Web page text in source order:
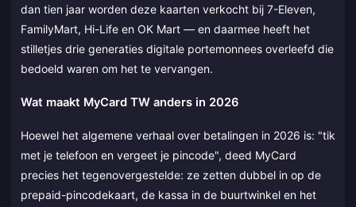
dan tien jaar worden deze kaarten verkocht bij 7-Eleven,
FamilyMart, Hi-Life en OK Mart — en daarmee heeft het
stilletjes drie generaties digitale portemonnees overleefd die
bedoeld waren om het te vervangen.
Wat maakt MyCard TW anders in 2026
Hoewel het algemene verhaal over betalingen in 2026 is: "tik
met je telefoon en vergeet je pincode", deed MyCard
precies het tegenovergestelde: ze zetten dubbel in op de
prepaid-pincodekaart, de kassa in de buurtwinkel en het